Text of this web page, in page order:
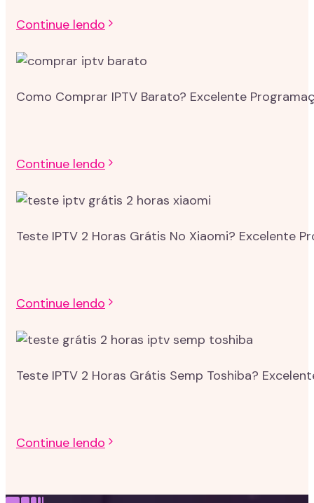
Continue lendo
Como Comprar IPTV Barato? Excelente
Continue lendo
Teste IPTV 2 Horas Grátis No Xiaomi? Excelente
Continue lendo
Teste IPTV 2 Horas Grátis Semp Toshiba?
Continue lendo